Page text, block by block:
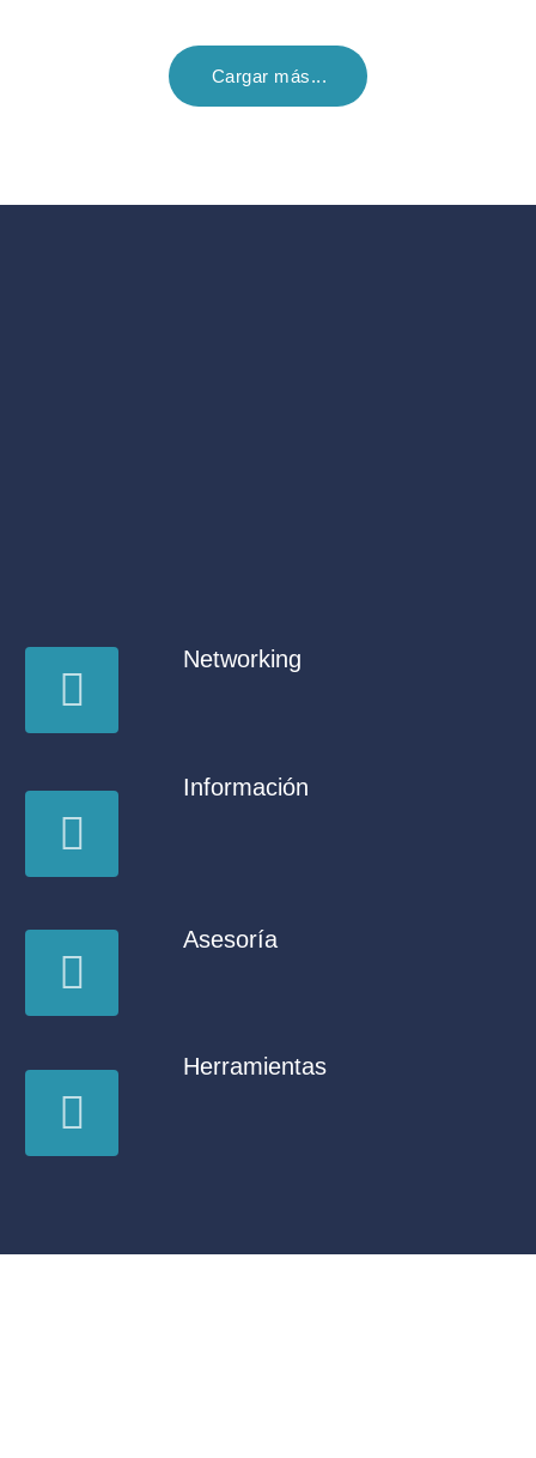
Cargar más...
Networking
Información
Asesoría
Herramientas